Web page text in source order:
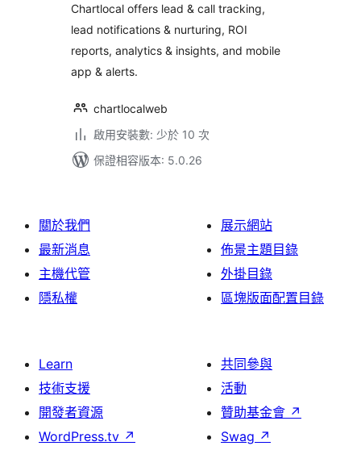
Chartlocal offers lead & call tracking,
lead notifications & nurturing, ROI
reports, analytics & insights, and mobile
app & alerts.
chartlocalweb
啟用安裝數: 少於 10 次
保證相容版本: 5.0.26
關於我們
最新消息
主機代管
隱私權
展示網站
佈景主題目錄
外掛目錄
區塊版面配置目錄
Learn
技術支援
開發者資源
WordPress.tv ↗
共同參與
活動
贊助基金會 ↗
Swag ↗